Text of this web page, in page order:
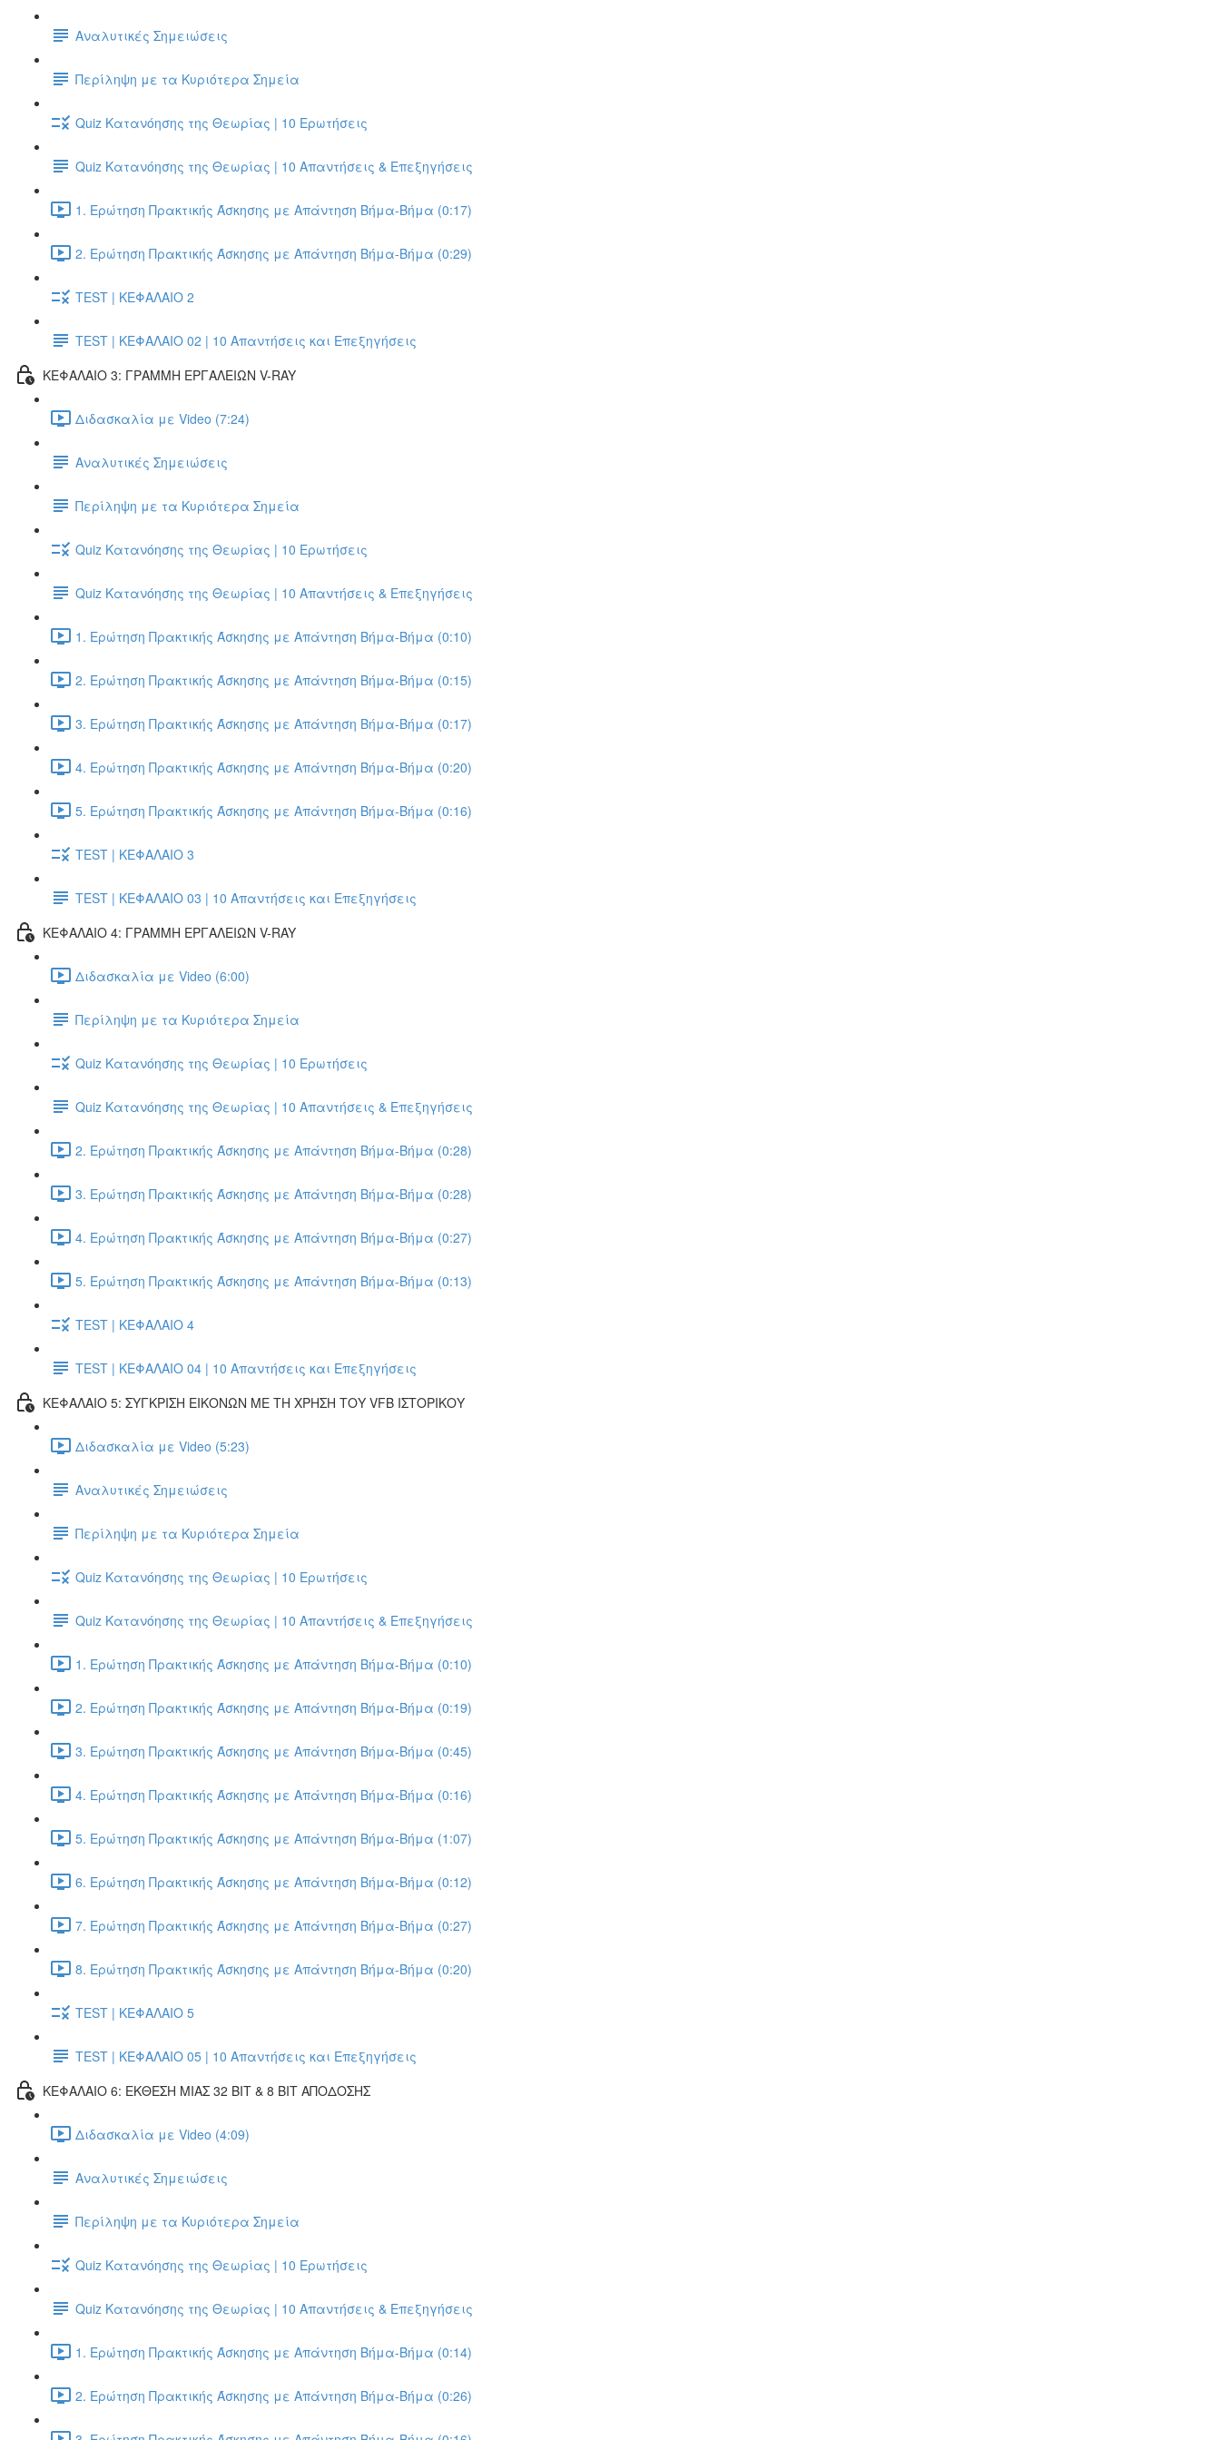
Αναλυτικές Σημειώσεις
Περίληψη με τα Κυριότερα Σημεία
Quiz Κατανόησης της Θεωρίας | 10 Ερωτήσεις
Quiz Κατανόησης της Θεωρίας | 10 Απαντήσεις & Επεξηγήσεις
1. Ερώτηση Πρακτικής Άσκησης με Απάντηση Βήμα-Βήμα (0:17)
2. Ερώτηση Πρακτικής Άσκησης με Απάντηση Βήμα-Βήμα (0:29)
TEST | ΚΕΦΑΛΑΙΟ 2
TEST | ΚΕΦΑΛΑΙΟ 02 | 10 Απαντήσεις και Επεξηγήσεις
ΚΕΦΑΛΑΙΟ 3: ΓΡΑΜΜΗ ΕΡΓΑΛΕΙΩΝ V-RAY
Διδασκαλία με Video (7:24)
Αναλυτικές Σημειώσεις
Περίληψη με τα Κυριότερα Σημεία
Quiz Κατανόησης της Θεωρίας | 10 Ερωτήσεις
Quiz Κατανόησης της Θεωρίας | 10 Απαντήσεις & Επεξηγήσεις
1. Ερώτηση Πρακτικής Άσκησης με Απάντηση Βήμα-Βήμα (0:10)
2. Ερώτηση Πρακτικής Άσκησης με Απάντηση Βήμα-Βήμα (0:15)
3. Ερώτηση Πρακτικής Άσκησης με Απάντηση Βήμα-Βήμα (0:17)
4. Ερώτηση Πρακτικής Άσκησης με Απάντηση Βήμα-Βήμα (0:20)
5. Ερώτηση Πρακτικής Άσκησης με Απάντηση Βήμα-Βήμα (0:16)
TEST | ΚΕΦΑΛΑΙΟ 3
TEST | ΚΕΦΑΛΑΙΟ 03 | 10 Απαντήσεις και Επεξηγήσεις
ΚΕΦΑΛΑΙΟ 4: ΓΡΑΜΜΗ ΕΡΓΑΛΕΙΩΝ V-RAY
Διδασκαλία με Video (6:00)
Περίληψη με τα Κυριότερα Σημεία
Quiz Κατανόησης της Θεωρίας | 10 Ερωτήσεις
Quiz Κατανόησης της Θεωρίας | 10 Απαντήσεις & Επεξηγήσεις
2. Ερώτηση Πρακτικής Άσκησης με Απάντηση Βήμα-Βήμα (0:28)
3. Ερώτηση Πρακτικής Άσκησης με Απάντηση Βήμα-Βήμα (0:28)
4. Ερώτηση Πρακτικής Άσκησης με Απάντηση Βήμα-Βήμα (0:27)
5. Ερώτηση Πρακτικής Άσκησης με Απάντηση Βήμα-Βήμα (0:13)
TEST | ΚΕΦΑΛΑΙΟ 4
TEST | ΚΕΦΑΛΑΙΟ 04 | 10 Απαντήσεις και Επεξηγήσεις
ΚΕΦΑΛΑΙΟ 5: ΣΥΓΚΡΙΣΗ ΕΙΚΟΝΩΝ ΜΕ ΤΗ ΧΡΗΣΗ ΤΟΥ VFB ΙΣΤΟΡΙΚΟΥ
Διδασκαλία με Video (5:23)
Αναλυτικές Σημειώσεις
Περίληψη με τα Κυριότερα Σημεία
Quiz Κατανόησης της Θεωρίας | 10 Ερωτήσεις
Quiz Κατανόησης της Θεωρίας | 10 Απαντήσεις & Επεξηγήσεις
1. Ερώτηση Πρακτικής Άσκησης με Απάντηση Βήμα-Βήμα (0:10)
2. Ερώτηση Πρακτικής Άσκησης με Απάντηση Βήμα-Βήμα (0:19)
3. Ερώτηση Πρακτικής Άσκησης με Απάντηση Βήμα-Βήμα (0:45)
4. Ερώτηση Πρακτικής Άσκησης με Απάντηση Βήμα-Βήμα (0:16)
5. Ερώτηση Πρακτικής Άσκησης με Απάντηση Βήμα-Βήμα (1:07)
6. Ερώτηση Πρακτικής Άσκησης με Απάντηση Βήμα-Βήμα (0:12)
7. Ερώτηση Πρακτικής Άσκησης με Απάντηση Βήμα-Βήμα (0:27)
8. Ερώτηση Πρακτικής Άσκησης με Απάντηση Βήμα-Βήμα (0:20)
TEST | ΚΕΦΑΛΑΙΟ 5
TEST | ΚΕΦΑΛΑΙΟ 05 | 10 Απαντήσεις και Επεξηγήσεις
ΚΕΦΑΛΑΙΟ 6: ΕΚΘΕΣΗ ΜΙΑΣ 32 BIT & 8 BIT ΑΠΟΔΟΣΗΣ
Διδασκαλία με Video (4:09)
Αναλυτικές Σημειώσεις
Περίληψη με τα Κυριότερα Σημεία
Quiz Κατανόησης της Θεωρίας | 10 Ερωτήσεις
Quiz Κατανόησης της Θεωρίας | 10 Απαντήσεις & Επεξηγήσεις
1. Ερώτηση Πρακτικής Άσκησης με Απάντηση Βήμα-Βήμα (0:14)
2. Ερώτηση Πρακτικής Άσκησης με Απάντηση Βήμα-Βήμα (0:26)